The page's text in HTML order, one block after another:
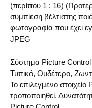
(περίπου 1 : 16)
συμπίεση βέλτιστης
φωτογραφία που έχει
JPEG
Σύστημα Picture Control
Τυπικό, Ουδέτερο,
Το επιλεγμένο
τροποποιηθεί.